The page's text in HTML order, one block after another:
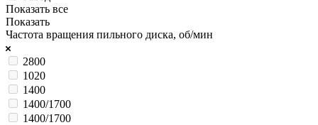
Показать все
Показать
Частота вращения пильного диска, об/мин
2800
1020
1400
1400/1700
1400/1700